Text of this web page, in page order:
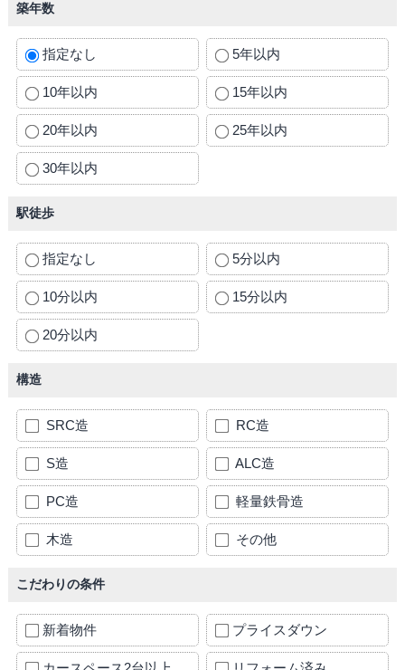
築年数
指定なし 5年以内
10年以内 15年以内
20年以内 25年以内
30年以内
駅徒歩
指定なし 5分以内
10分以内 15分以内
20分以内
構造
SRC造 RC造
S造 ALC造
PC造 軽量鉄骨造
木造 その他
こだわりの条件
新着物件 プライスダウン